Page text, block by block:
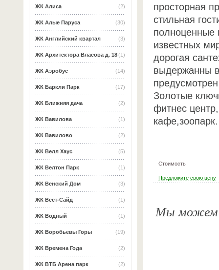
(2)
ЖК Алиса
(30)
ЖК Алые Паруса
(3)
ЖК Английский квартал
(1)
ЖК Архитектора Власова д. 18
(14)
ЖК Аэробус
(17)
ЖК Баркли Парк
(2)
ЖК Ближняя дача
(1)
ЖК Вавилова
(2)
ЖК Вавилово
(5)
ЖК Велл Хаус
(1)
ЖК Велтон Парк
(3)
ЖК Венский Дом
(1)
ЖК Вест-Сайд
(1)
ЖК Водный
(19)
ЖК Воробьевы Горы
(2)
ЖК Времена Года
(2)
ЖК ВТБ Арена парк
просторная
стильная
полноценные
известных
дорогая
выдержанны
Золотые
фитнес
кафе,зоопарк.
Стоимость
Предложите свою цену
Мы можем